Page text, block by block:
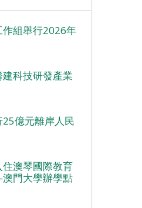
組舉行2026年
科技研發產業
億元離岸人民
澳琴國際教育
門大學辦學點